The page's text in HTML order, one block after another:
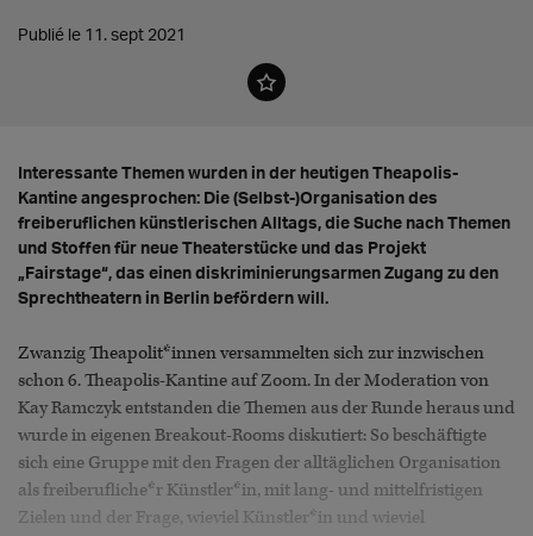
Publié le 11. sept 2021
Interessante Themen wurden in der heutigen Theapolis-
Kantine angesprochen: Die (Selbst-)Organisation des
freiberuflichen künstlerischen Alltags, die Suche nach Themen
und Stoffen für neue Theaterstücke und das Projekt
„Fairstage“, das einen diskriminierungsarmen Zugang zu den
Sprechtheatern in Berlin befördern will.
Zwanzig Theapolit*innen versammelten sich zur inzwischen
schon 6. Theapolis-Kantine auf Zoom. In der Moderation von
Kay Ramczyk entstanden die Themen aus der Runde heraus und
wurde in eigenen Breakout-Rooms diskutiert: So beschäftigte
sich eine Gruppe mit den Fragen der alltäglichen Organisation
als freiberufliche*r Künstler*in, mit lang- und mittelfristigen
Zielen und der Frage, wieviel Künstler*in und wieviel